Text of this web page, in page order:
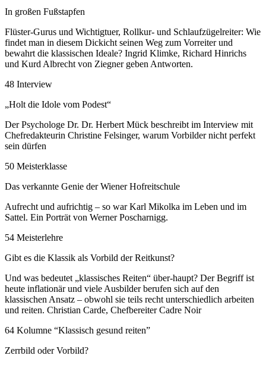
In großen Fußstapfen
Flüster-Gurus und Wichtigtuer, Rollkur- und Schlaufzügelreiter: Wie
findet man in diesem Dickicht seinen Weg zum Vorreiter und
bewahrt die klassischen Ideale? Ingrid Klimke, Richard Hinrichs
und Kurd Albrecht von Ziegner geben Antworten.
48 Interview
„Holt die Idole vom Podest“
Der Psychologe Dr. Dr. Herbert Mück beschreibt im Interview mit
Chefredakteurin Christine Felsinger, warum Vorbilder nicht perfekt
sein dürfen
50 Meisterklasse
Das verkannte Genie der Wiener Hofreitschule
Aufrecht und aufrichtig – so war Karl Mikolka im Leben und im
Sattel. Ein Porträt von Werner Poscharnigg.
54 Meisterlehre
Gibt es die Klassik als Vorbild der Reitkunst?
Und was bedeutet „klassisches Reiten“ über-haupt? Der Begriff ist
heute inflationär und viele Ausbilder berufen sich auf den
klassischen Ansatz – obwohl sie teils recht unterschiedlich arbeiten
und reiten. Christian Carde, Chefbereiter Cadre Noir
64 Kolumne “Klassisch gesund reiten”
Zerrbild oder Vorbild?